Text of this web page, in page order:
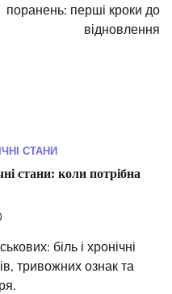
поранень: перші кроки до
відновлення
СТАНИ
стани: коли потрібна
біль і хронічні
тривожних ознак та